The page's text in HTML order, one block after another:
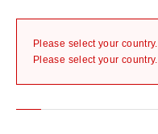
Please select your country.
Please select your country.